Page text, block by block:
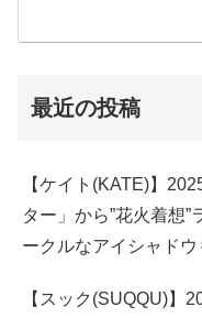
最近の投稿
【ケイト(KATE)】
ター」から”花火着想
ークルなアイシャドウ
【スック(SUQQU)】